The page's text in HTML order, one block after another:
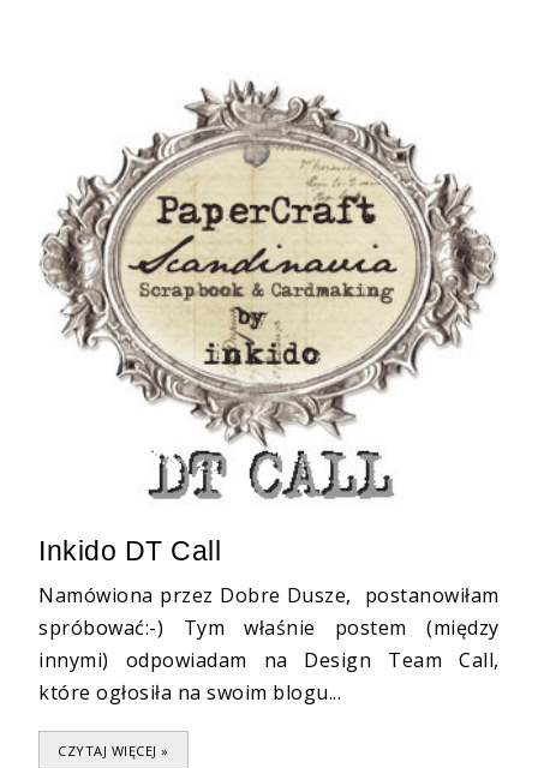
Inkido DT Call
Namówiona przez Dobre Dusze, postanowiłam
spróbować:-) Tym właśnie postem (między
innymi) odpowiadam na Design Team Call,
które ogłosiła na swoim blogu...
CZYTAJ WIĘCEJ »